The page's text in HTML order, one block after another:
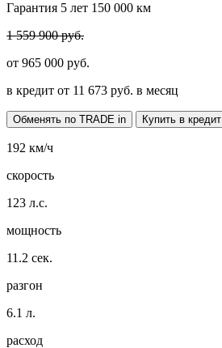
Гарантия 5 лет 150 000 км
1 559 900 руб.
от 965 000 руб.
в кредит от 11 673 руб. в месяц
Обменять по TRADE in Купить в кредит
192 км/ч
скорость
123 л.с.
мощность
11.2 сек.
разгон
6.1 л.
расход